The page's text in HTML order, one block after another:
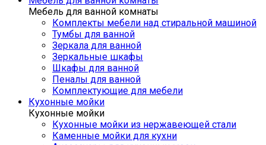
Мебель для ванной комнаты
Комплекты мебели над стиральной машиной
Тумбы для ванной
Зеркала для ванной
Зеркальные шкафы
Шкафы для ванной
Пеналы для ванной
Комплектующие для мебели
Кухонные мойки
Кухонные мойки
Кухонные мойки из нержавеющей стали
Каменные мойки для кухни